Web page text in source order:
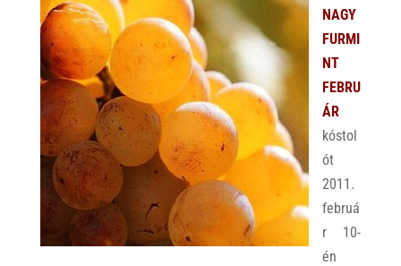
NAGY
FURMI
NT
FEBRU
ÁR
kóstol
ót
2011.
februá
r 10-
én